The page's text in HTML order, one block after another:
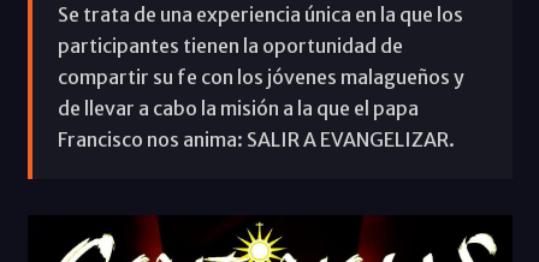
Se trata de una experiencia única en la que los
participantes tienen la oportunidad de
compartir su fe con los jóvenes malagueños y
de llevar a cabo la misión a la que el papa
Francisco nos anima: SALIR A EVANGELIZAR.